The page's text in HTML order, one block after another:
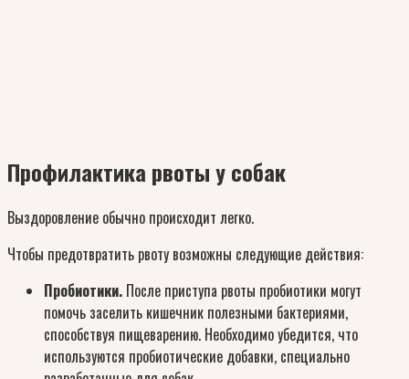
Профилактика рвоты у собак
Выздоровление обычно происходит легко.
Чтобы предотвратить рвоту возможны следующие действия:
Пробиотики. После приступа рвоты пробиотики могут
помочь заселить кишечник полезными бактериями,
способствуя пищеварению. Необходимо убедится, что
используются пробиотические добавки, специально